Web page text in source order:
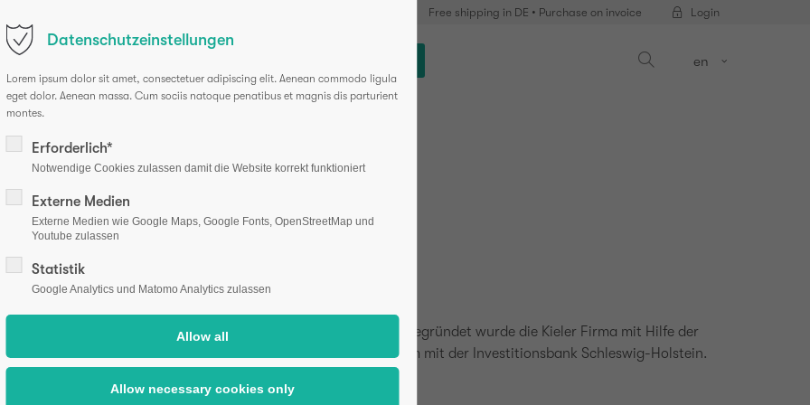
Free shipping in DE • Purchase on invoice Login
en
und Mittelstand
der Ausgabe DIE WELT vom 07.12.2020
von osteolabs weist auf die unheilbare Knochen-Krankheit hin. Gegründet wurde die Kieler Firma mit Hilfe der
Beteiligungsgesellschaft Schleswig-Holstein gemeinsam mit der Investitionsbank Schleswig-Holstein.
der Die WELT als PDF
Datenschutzeinstellungen
Lorem ipsum dolor sit amet, consectetuer adipiscing elit. Aenean commodo ligula
eget dolor. Aenean massa. Cum sociis natoque penatibus et magnis dis parturient
montes.
Erforderlich*
Notwendige Cookies zulassen damit die Website korrekt funktioniert
Externe Medien
Externe Medien wie Google Maps, Google Fonts, OpenStreetMap und
Youtube zulassen
Statistik
Google Analytics und Matomo Analytics zulassen